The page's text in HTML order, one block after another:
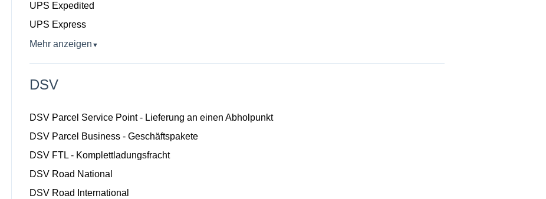
UPS Expedited
UPS Express
Mehr anzeigen ▼
DSV
DSV Parcel Service Point - Lieferung an einen Abholpunkt
DSV Parcel Business - Geschäftspakete
DSV FTL - Komplettladungsfracht
DSV Road National
DSV Road International